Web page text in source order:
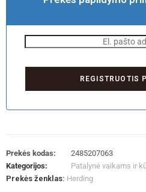
Prekės kodas:
2485207063
Kategorijos:
Patalynė vaikams ir
Prekės ženklas: Herding